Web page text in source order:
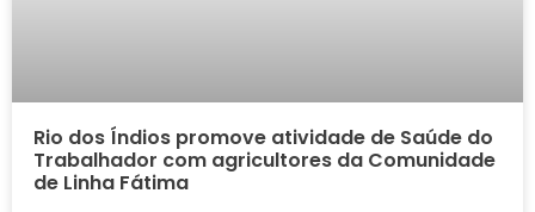
Rio dos Índios promove atividade de Saúde do
Trabalhador com agricultores da Comunidade
de Linha Fátima